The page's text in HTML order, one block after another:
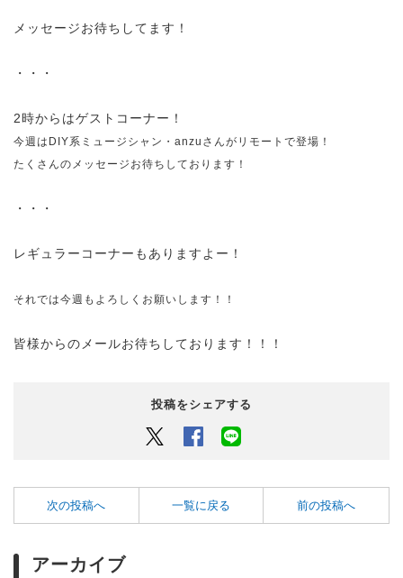
メッセージお待ちしてます！
・・・
2時からはゲストコーナー！
今週はDIY系ミュージシャン・anzuさんがリモートで登場！
たくさんのメッセージお待ちしております！
・・・
レギュラーコーナーもありますよー！
それでは今週もよろしくお願いします！！
皆様からのメールお待ちしております！！！
投稿をシェアする
Twitter Facebook
次の投稿へ 一覧に戻る 前の投稿へ
アーカイブ